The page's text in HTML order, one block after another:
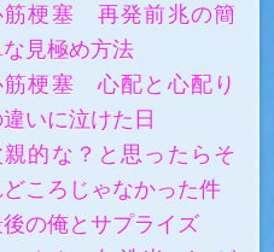
筋梗塞 再発前兆の簡
見極め方法
筋梗塞 心配と心配り
いに泣けた日
親的な？と思ったらそ
どころじゃなかった件
の俺とサプライズ